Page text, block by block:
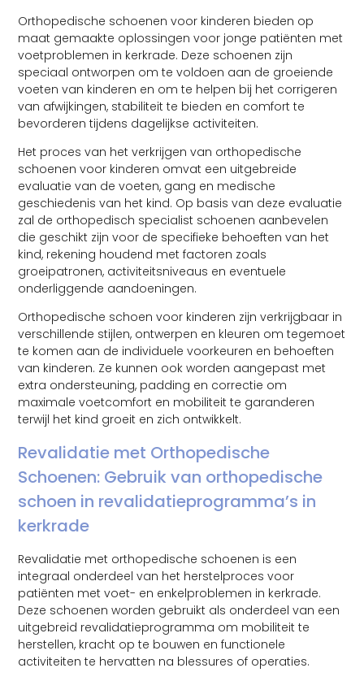
Orthopedische schoenen voor kinderen bieden op
maat gemaakte oplossingen voor jonge patiënten met
voetproblemen in kerkrade. Deze schoenen zijn
speciaal ontworpen om te voldoen aan de groeiende
voeten van kinderen en om te helpen bij het corrigeren
van afwijkingen, stabiliteit te bieden en comfort te
bevorderen tijdens dagelijkse activiteiten.
Het proces van het verkrijgen van orthopedische
schoenen voor kinderen omvat een uitgebreide
evaluatie van de voeten, gang en medische
geschiedenis van het kind. Op basis van deze evaluatie
zal de orthopedisch specialist schoenen aanbevelen
die geschikt zijn voor de specifieke behoeften van het
kind, rekening houdend met factoren zoals
groeipatronen, activiteitsniveaus en eventuele
onderliggende aandoeningen.
Orthopedische schoen voor kinderen zijn verkrijgbaar in
verschillende stijlen, ontwerpen en kleuren om tegemoet
te komen aan de individuele voorkeuren en behoeften
van kinderen. Ze kunnen ook worden aangepast met
extra ondersteuning, padding en correctie om
maximale voetcomfort en mobiliteit te garanderen
terwijl het kind groeit en zich ontwikkelt.
Revalidatie met Orthopedische
Schoenen: Gebruik van orthopedische
schoen in revalidatieprogramma’s in
kerkrade
Revalidatie met orthopedische schoenen is een
integraal onderdeel van het herstelproces voor
patiënten met voet- en enkelproblemen in kerkrade.
Deze schoenen worden gebruikt als onderdeel van een
uitgebreid revalidatieprogramma om mobiliteit te
herstellen, kracht op te bouwen en functionele
activiteiten te hervatten na blessures of operaties.